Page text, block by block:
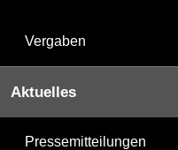
Vergaben
Aktuelles
Pressemitteilungen